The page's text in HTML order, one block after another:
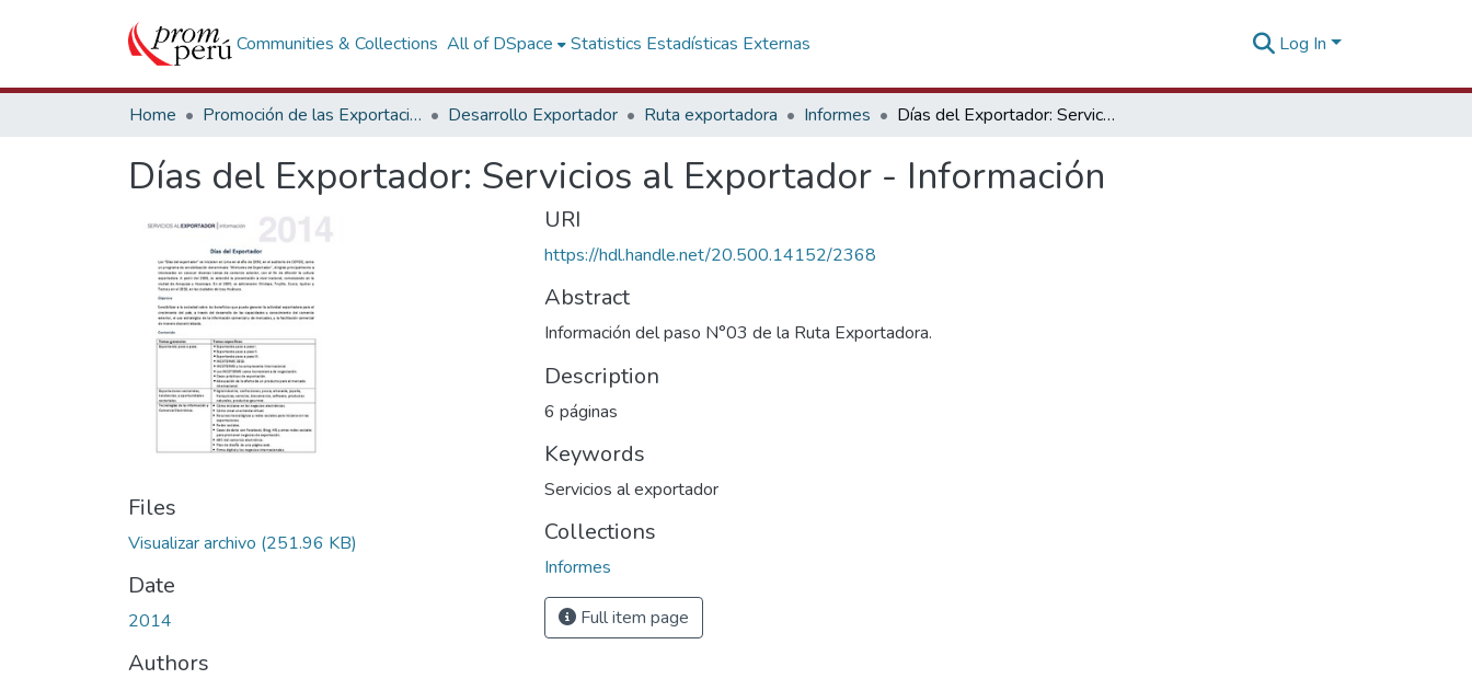
Communities & Collections All of DSpace Statistics Estadísticas Externas Log In
Home Promoción de las Exportaciones Desarrollo Exportador Ruta exportadora Informes Días del Exportador: Servicios al Exportador - Información
Días del Exportador: Servicios al Exportador - Información
Files
Visualizar archivo (251.96 KB)
Date
2014
Authors
URI
https://hdl.handle.net/20.500.14152/2368
Abstract
Información del paso N°03 de la Ruta Exportadora.
Description
6 páginas
Keywords
Servicios al exportador
Collections
Informes
Full item page